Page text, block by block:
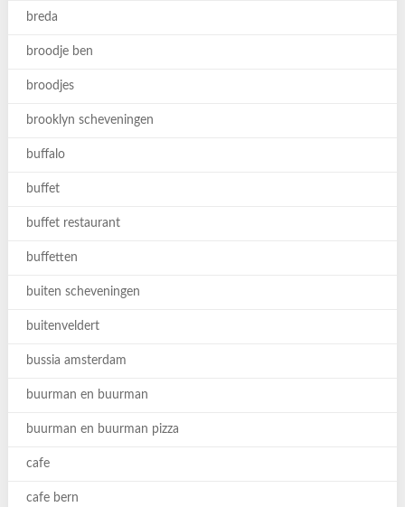
breda
broodje ben
broodjes
brooklyn scheveningen
buffalo
buffet
buffet restaurant
buffetten
buiten scheveningen
buitenveldert
bussia amsterdam
buurman en buurman
buurman en buurman pizza
cafe
cafe bern